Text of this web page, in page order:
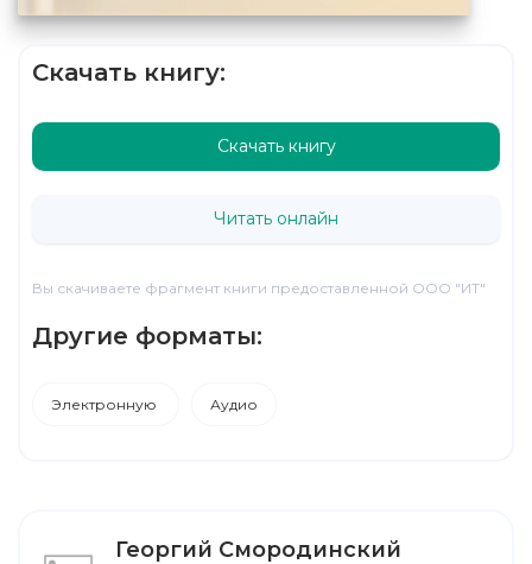
Скачать книгу:
Скачать книгу
Читать онлайн
Вы скачиваете фрагмент книги предоставленной ООО "ИТ"
Другие форматы:
Электронную Аудио
Георгий Смородинский